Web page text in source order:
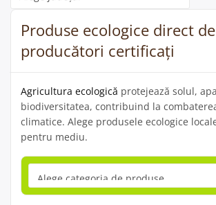
Produse ecologice direct
producători certificați
Agricultura ecologică protejează solul,
biodiversitatea, contribuind la
climatice. Alege produsele ecologice
pentru mediu.